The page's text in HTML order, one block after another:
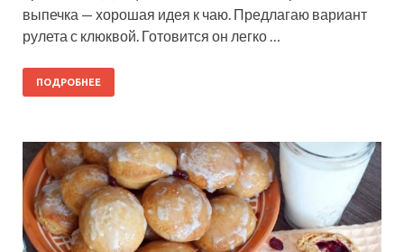
выпечка — хорошая идея к чаю. Предлагаю вариант
рулета с клюквой. Готовится он легко …
ПОДРОБНЕЕ